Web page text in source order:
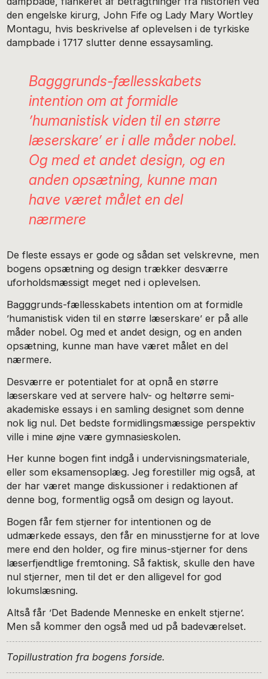
den engelske kirurg, John Fife og Lady Mary Wortley
Montagu, hvis beskrivelse af oplevelsen i de tyrkiske
dampbade i 1717 slutter denne essaysamling.
Bagggrunds-fællesskabets
intention om at formidle
’humanistisk viden til en større
læserskare’ er i alle måder nobel.
Og med et andet design, og en
anden opsætning, kunne man
have været målet en del
nærmere
De fleste essays er gode og sådan set velskrevne, men
bogens opsætning og design trækker desværre
uforholdsmæssigt meget ned i oplevelsen.
Bagggrunds-fællesskabets intention om at formidle
’humanistisk viden til en større læserskare’ er på alle
måder nobel. Og med et andet design, og en anden
opsætning, kunne man have været målet en del
nærmere.
Desværre er potentialet for at opnå en større
læserskare ved at servere halv- og heltørre semi-
akademiske essays i en samling designet som denne
nok lig nul. Det bedste formidlingsmæssige perspektiv
ville i mine øjne være gymnasieskolen.
Her kunne bogen fint indgå i undervisningsmateriale,
eller som eksamensoplæg. Jeg forestiller mig også, at
der har været mange diskussioner i redaktionen af
denne bog, formentlig også om design og layout.
Bogen får fem stjerner for intentionen og de
udmærkede essays, den får en minusstjerne for at love
mere end den holder, og fire minus-stjerner for dens
læserfjendtlige fremtoning. Så faktisk, skulle den have
nul stjerner, men til det er den alligevel for god
lokumslæsning.
Altså får ’Det Badende Menneske en enkelt stjerne’.
Men så kommer den også med ud på badeværelset.
Topillustration fra bogens forside.